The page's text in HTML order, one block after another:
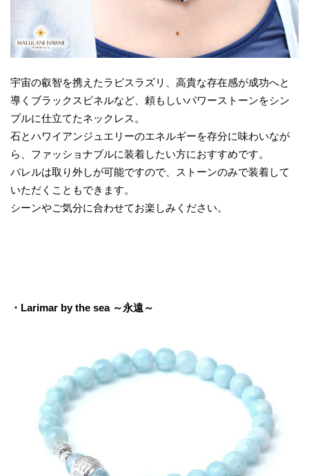
宇宙の叡智を携えたラピスラズリ、高貴な存在感が成功へと
導くブラックスピネルなど、頼もしいパワーストーンをシン
プルに仕立てたネックレス。
石とハワイアンジュエリーのエネルギーを存分に味わいなが
ら、ファッショナブルに装着したい方におすすめです。
バレルは取り外しが可能ですので、ストーンのみで装着して
いただくこともできます。
シーンやご気分に合わせてお楽しみください。
・Larimar by the sea ～永遠～